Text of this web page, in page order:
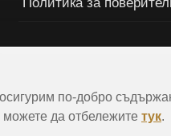
по-добро
да отбележите тук.